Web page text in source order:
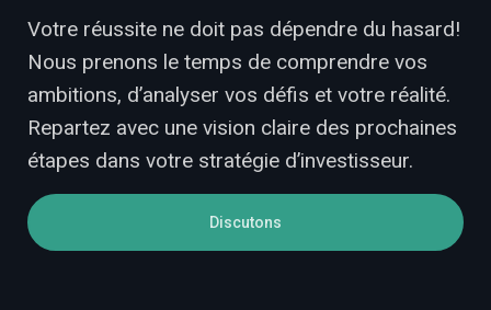
Votre réussite ne doit pas dépendre du hasard!
Nous prenons le temps de comprendre vos
ambitions, d’analyser vos défis et votre réalité.
Repartez avec une vision claire des prochaines
étapes dans votre stratégie d’investisseur.
Discutons